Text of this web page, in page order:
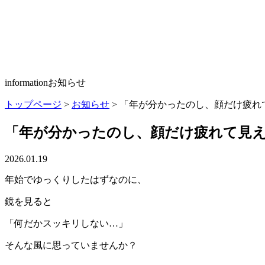
informationお知らせ
トップページ > お知らせ > 「年が分かったのし、顔だけ疲
「年が分かったのし、顔だけ疲れて見
2026.01.19
年始でゆっくりしたはずなのに、
鏡を見ると
「何だかスッキリしない…」
そんな風に思っていませんか？